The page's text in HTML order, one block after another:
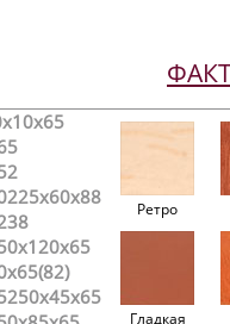
225x60x88
250х45х65
Ретро
Гладкая